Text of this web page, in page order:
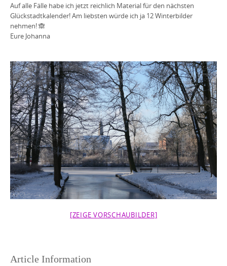
Auf alle Fälle habe ich jetzt reichlich Material für den nächsten
Glückstadtkalender! Am liebsten würde ich ja 12 Winterbilder
nehmen! 🙈
Eure Johanna
[ZEIGE VORSCHAUBILDER]
Article Information